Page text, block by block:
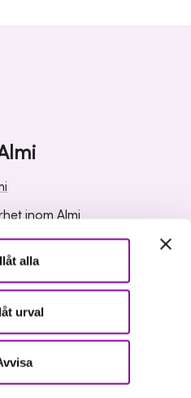
alla
urval
inom Almi
press